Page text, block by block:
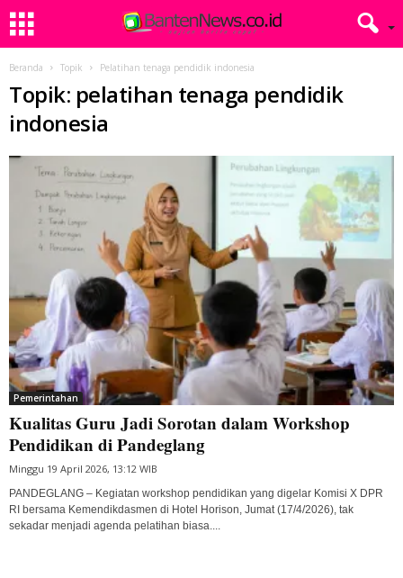
Beranda Topik Pelatihan tenaga pendidik indonesia
Topik: pelatihan tenaga pendidik
indonesia
Pemerintahan
Kualitas Guru Jadi Sorotan dalam Workshop
Pendidikan di Pandeglang
Minggu 19 April 2026, 13:12 WIB
PANDEGLANG – Kegiatan workshop pendidikan yang digelar Komisi X DPR
RI bersama Kemendikdasmen di Hotel Horison, Jumat (17/4/2026), tak
sekadar menjadi agenda pelatihan biasa....